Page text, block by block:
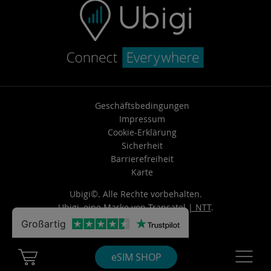
eSIM SHOP
Geschäftsbedingungen
Impressum
Cookie-Erklärung
Sicherheit
Barrierefreiheit
Karte
Ubigi©. Alle Rechte vorbehalten.
Ubigi, eine Marke vonTransatel | NTT.
Großartig